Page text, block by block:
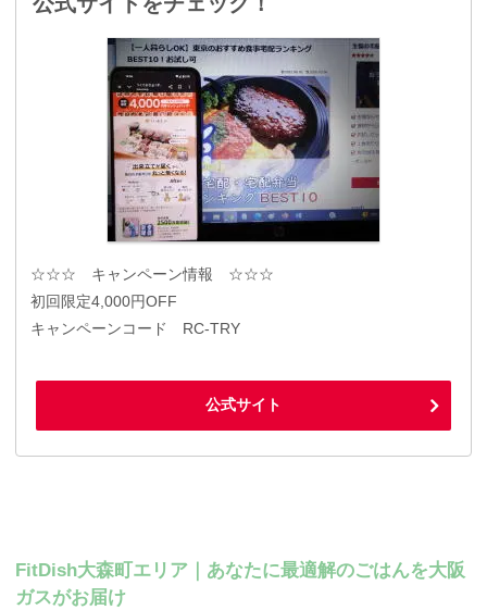
☆☆☆ キャンペーン情報 ☆☆☆
初回限定4,000円OFF
キャンペーンコード RC-TRY
公式サイト
FitDish大森町エリア｜あなたに最適解のごはんを大阪
ガスがお届け